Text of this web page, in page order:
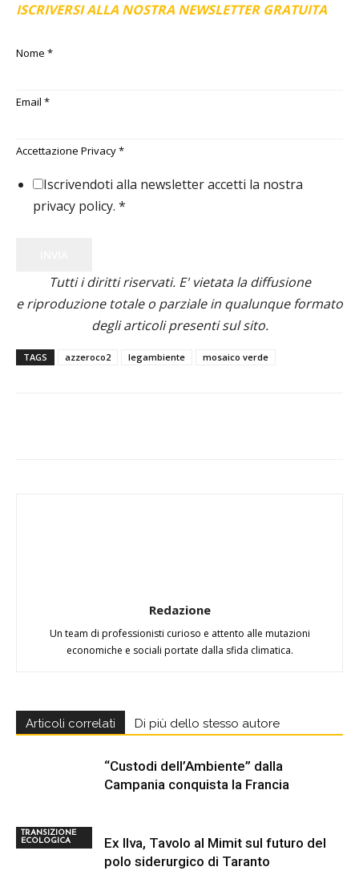
ISCRIVERSI ALLA NOSTRA NEWSLETTER GRATUITA
Nome *
Email *
Accettazione Privacy*
Iscrivendoti alla newsletter accetti la nostra
privacy policy. *
Tutti i diritti riservati. E' vietata la diffusione
e riproduzione totale o parziale in qualunque formato
degli articoli presenti sul sito.
TAGS azzeroco2 legambiente mosaico verde
Redazione
Un team di professionisti curioso e attento alle mutazioni
economiche e sociali portate dalla sfida climatica.
Articoli correlati Di più dello stesso autore
TRANSIZIONE
ECOLOGICA
“Custodi dell’Ambiente” dalla
Campania conquista la Francia
Ex Ilva, Tavolo al Mimit sul futuro del
polo siderurgico di Taranto